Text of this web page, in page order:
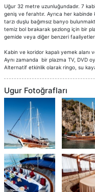
Uğur 32 metre uzunluğundadır. 7
geniş ve ferahtır. Ayrıca her
tarzı duşlu bağımsız banyo
temiz bol bırakarak şezlong için bir
gemide veya diğer benzeri
Kabin ve koridor kapalı yemek alanı
Aynı zamanda bir plazma TV, DVD
Alternatif etkinlik olarak ringo, su
Ugur Fotoğrafları